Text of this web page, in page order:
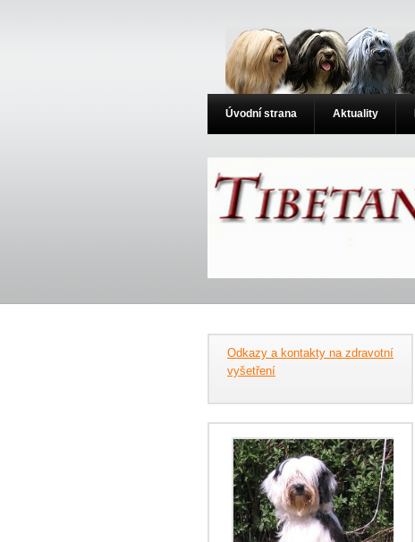
Odkazy a kontakty na zdravotní
vyšetření
Úvodní strana Aktuality